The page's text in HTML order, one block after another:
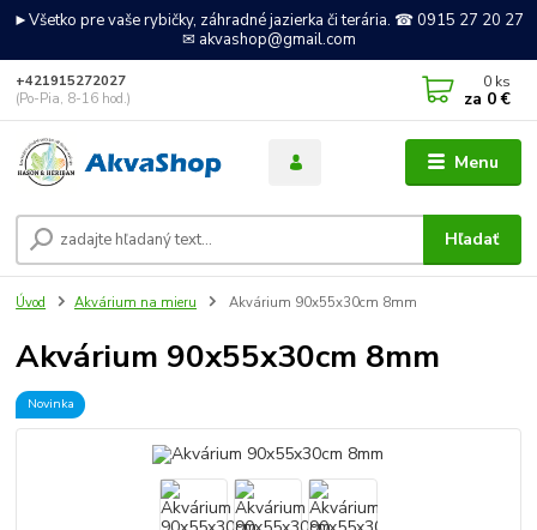
►Všetko pre vaše rybičky, záhradné jazierka či terária. ☎ 0915 27 20 27
✉ akvashop@gmail.com
Menu
Hľadať
+421915272027
(Po-Pia, 8-16 hod.)
0 ks
za 0 €
Úvod Akvárium na mieru Akvárium 90x55x30cm 8mm
Akvárium 90x55x30cm 8mm
Novinka